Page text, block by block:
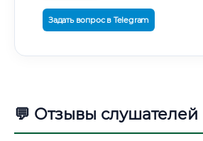
Задать вопрос в Telegram
💬 Отзывы слушателей